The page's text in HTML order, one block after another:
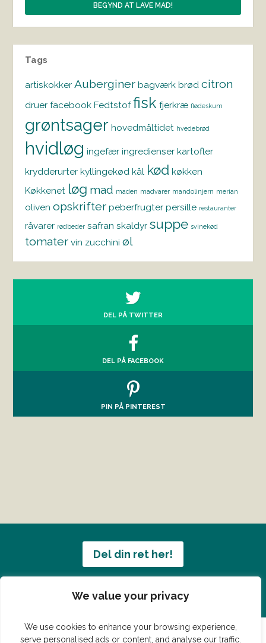
We value your privacy
We use cookies to enhance your browsing experience,
serve personalised ads or content, and analyse our traffic.
Tags
artiskokker Auberginer bagværk brød citron
druer facebook Fedtstof fisk fjerkræ flødeskum
grøntsager hovedmåltidet hvedebrød
hvidløg ingefær ingredienser kartofler
krydderurter kyllingekød kål kød køkken
Køkkenet løg mad maden madvarer mandolinjern merian
oliven opskrifter peberfrugter persille restauranter
råvarer rødbeder safran skaldyr suppe svinekød
tomater vin zucchini øl
DEL PÅ TWITTER
DEL PÅ FACEBOOK
PIN PÅ PINTEREST
Del din ret her!
Har du en konge ret du vil dele?